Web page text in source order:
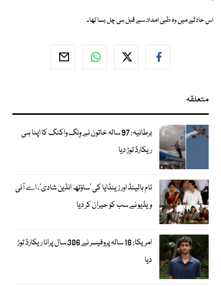
اس حادثے میں وہ طبی امداد سے قبل ہی چل بسا تھا۔
متعلقہ
برطانیہ: 97 سالہ خاتون نے وِنگ واکنگ کا اپنا ہی
ریکارڈ توڑ دیا
ٹام ہالینڈ اور زینڈایا کی ’ساؤتھ انڈین شادی‘، اے آئی
ویڈیو نے سب کو حیران کر دیا
امریکا: 18 سالہ پروفیسر نے 306 سال پرانا ریکارڈ توڑ
دیا